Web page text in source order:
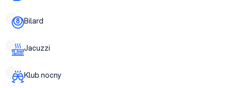
Bilard
Jacuzzi
Klub nocny